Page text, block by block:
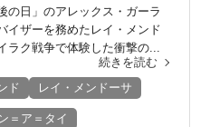
の日」のアレックス・ガーラ
イザーを務めたレイ・メンド
ラク戦争で体験した衝撃の...
続きを読む
ド レイ・メンドーサ
＝ア＝タイ